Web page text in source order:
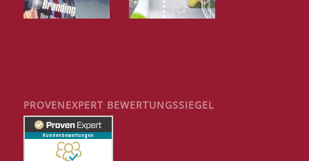
PROVENEXPERT BEWERTUNGSSIEGEL